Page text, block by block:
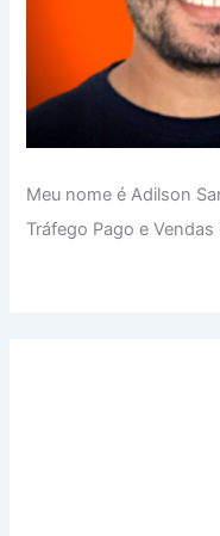
Meu nome é Adilson
Tráfego Pago e Vendas